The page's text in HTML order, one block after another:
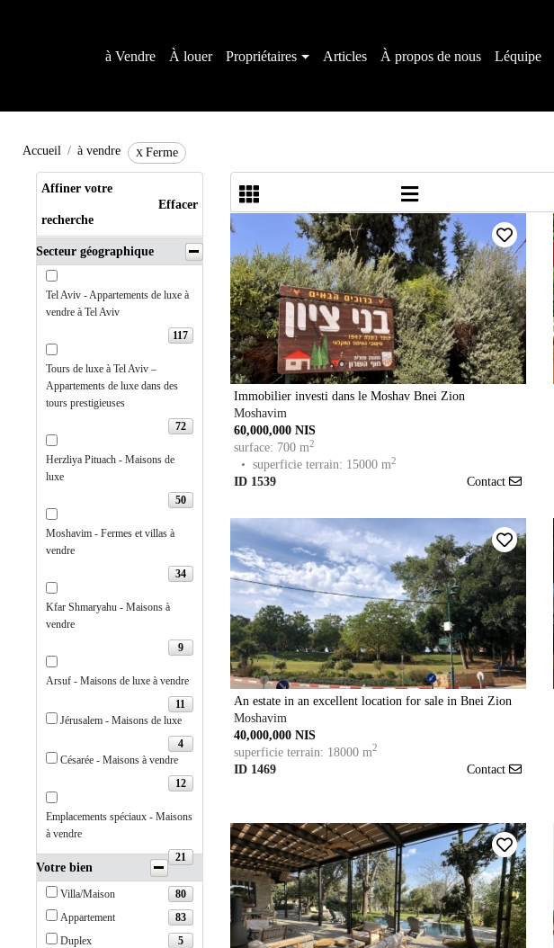
à Vendre À louer Propriétaires Articles À propos de nous Léquipe
Accueil à vendre X Ferme
Affiner votre
recherche
Effacer
Secteur géographique
Tel Aviv - Appartements de luxe à
vendre à Tel Aviv
117
Tours de luxe à Tel Aviv –
Appartements de luxe dans des
tours prestigieuses
72
Herzliya Pituach - Maisons de
luxe
50
Moshavim - Fermes et villas à
vendre
34
Kfar Shmaryahu - Maisons à
vendre
9
Arsuf - Maisons de luxe à vendre
11
Jérusalem - Maisons de luxe
4
Césarée - Maisons à vendre
12
Emplacements spéciaux - Maisons
à vendre
21
Votre bien
Villa/Maison 80
Appartement 83
Duplex 5
Immobilier investi dans le Moshav Bnei Zion
Moshavim
60,000,000 NIS
surface: 700 m2
• superficie terrain: 15000 m2
ID 1539 Contact
An estate in an excellent location for sale in Bnei Zion
Moshavim
40,000,000 NIS
superficie terrain: 18000 m2
ID 1469 Contact